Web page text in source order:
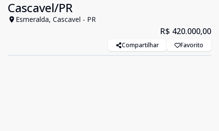
Cascavel/PR
Esmeralda, Cascavel - PR
R$ 420.000,00
Compartilhar Favorito